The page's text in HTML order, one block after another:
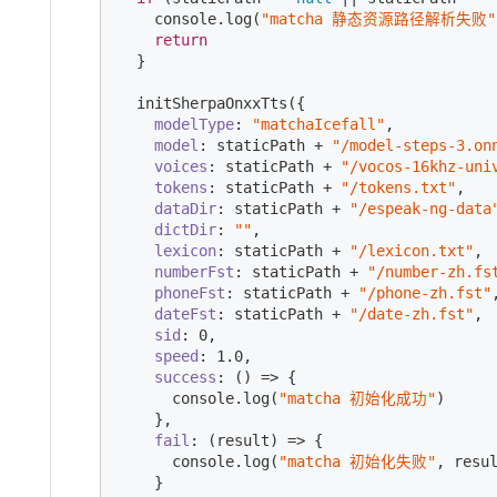
console.log( "matcha 静态资源路径解析失败"
return
  }
  initSherpaOnxxTts({
modelType: "matchaIcefall" ,
model : staticPath +
"/model-steps-
voices : staticPath +
"/vocos-16khz-
tokens : staticPath + "/tokens.txt" ,
dataDir: staticPath +
"/espeak-ng-
dictDir: "" ,
lexicon: staticPath + "/lexicon.txt" ,
numberFst : staticPath +
"/number-
phoneFst : staticPath + "/phone-zh.fst"
dateFst : staticPath + "/date-zh.fst" ,
sid : 0,
speed : 1.0,
success : () => {
console.log( "matcha 初始化成功")
    },
fail : ( result) => {
console.log( "matcha 初始化失败" ,
    }